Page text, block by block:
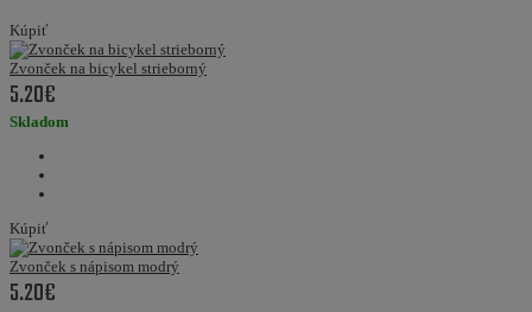
Kúpiť
Zvonček na bicykel strieborný
5.20€
Skladom
Kúpiť
Zvonček s nápisom modrý
5.20€